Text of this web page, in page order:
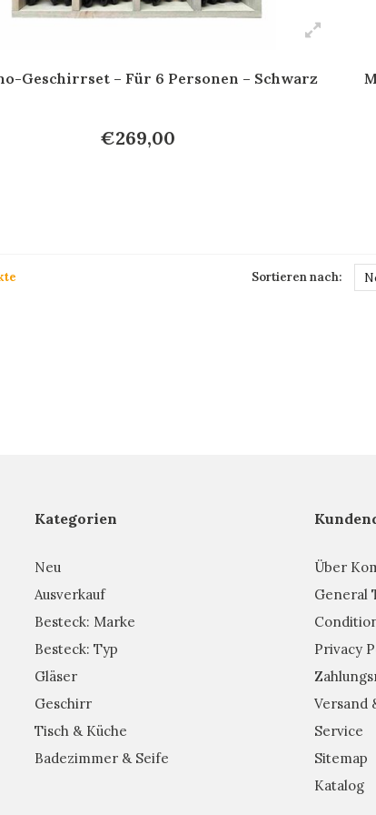
Geschirrset – Für 6 Personen – Schwarz
€269,00
Sortieren nach:
Kategorien
Neu
Ausverkauf
Besteck: Marke
Besteck: Typ
Gläser
Geschirr
Tisch & Küche
Badezimmer & Seife
Über
General
Privacy
Versand
Service
Sitemap
Katalog